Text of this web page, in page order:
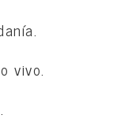
vivo.